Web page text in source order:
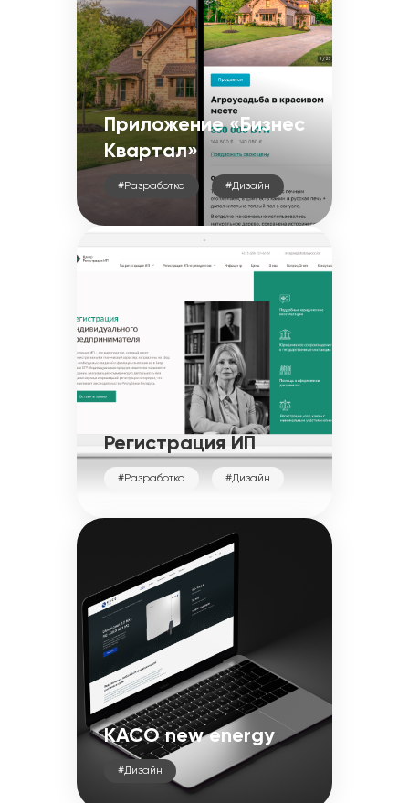
Приложение «Бизнес
Квартал»
#Разработка #Дизайн
Регистрация ИП
#Разработка #Дизайн
KACO new energy
#Дизайн